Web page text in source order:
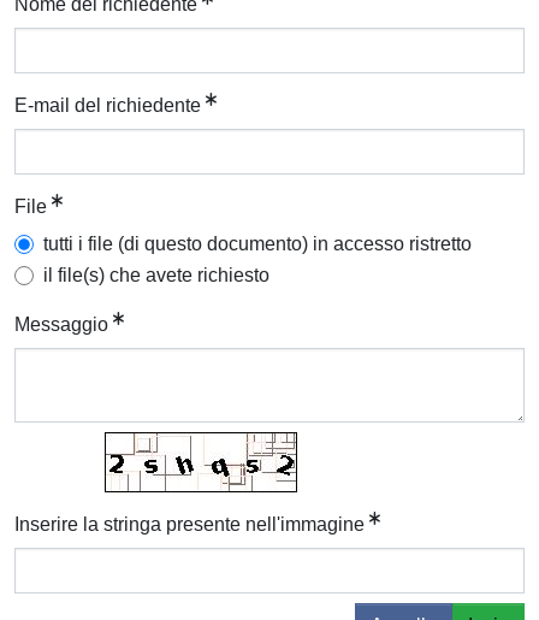
Nome del richiedente
E-mail del richiedente
File
tutti i file (di questo documento) in accesso ristretto
il file(s) che avete richiesto
Messaggio
Inserire la stringa presente nell'immagine